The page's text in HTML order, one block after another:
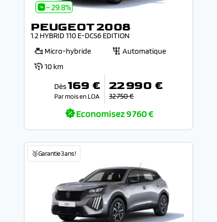
- 29.8%
PEUGEOT 2008
1.2 HYBRID 110 E-DCS6 EDITION
Micro-hybride
Automatique
10 km
Dès169 €
Par mois en LOA
22 990 €
32 750 €
Economisez9 760 €
🥉Garantie 3 ans !